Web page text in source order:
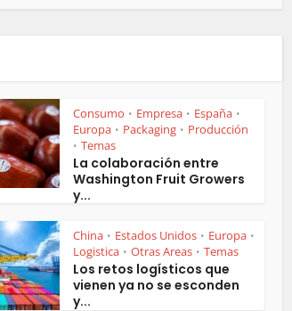
Consumo • Empresa • España •
Europa • Packaging • Producción
• Temas
La colaboración entre
Washington Fruit Growers
y...
China • Estados Unidos • Europa •
Logistica • Otras Areas • Temas
Los retos logísticos que
vienen ya no se esconden
y...